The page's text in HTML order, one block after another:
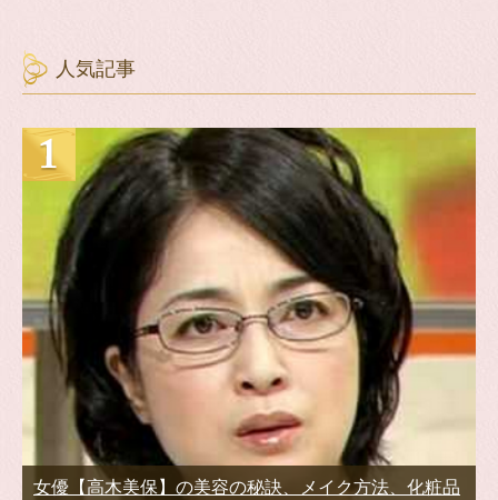
人気記事
女優【高木美保】の美容の秘訣、メイク方法、化粧品